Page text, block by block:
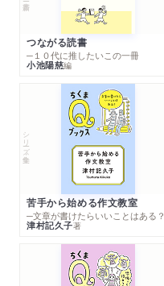
つながる読書
─１０代に推したいこの一冊
小池陽慈編
シリーズ・全集
苦手から始める作文教室
─文章が書けたらいいことはある？
津村記久子著